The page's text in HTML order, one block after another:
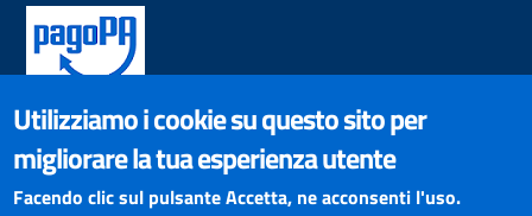
SOCIAL NETWORKS
Pagina Facebook
Profilo Instagram
Canale YouTube
Utilizziamo i cookie su questo sito per
migliorare la tua esperienza utente
Facendo clic sul pulsante Accetta, ne acconsenti l'uso.